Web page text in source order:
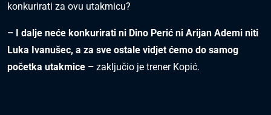
konkurirati za ovu utakmicu?
– I dalje neće konkurirati ni Dino Perić ni Arijan Ademi niti
Luka Ivanušec, a za sve ostale vidjet ćemo do samog
početka utakmice – zaključio je trener Kopić.